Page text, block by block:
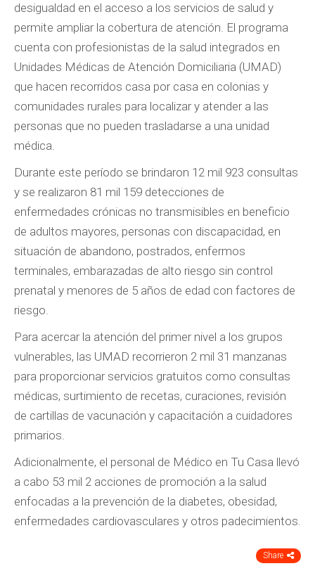
desigualdad en el acceso a los servicios de salud y
permite ampliar la cobertura de atención. El programa
cuenta con profesionistas de la salud integrados en
Unidades Médicas de Atención Domiciliaria (UMAD)
que hacen recorridos casa por casa en colonias y
comunidades rurales para localizar y atender a las
personas que no pueden trasladarse a una unidad
médica.
Durante este período se brindaron 12 mil 923 consultas
y se realizaron 81 mil 159 detecciones de
enfermedades crónicas no transmisibles en beneficio
de adultos mayores, personas con discapacidad, en
situación de abandono, postrados, enfermos
terminales, embarazadas de alto riesgo sin control
prenatal y menores de 5 años de edad con factores de
riesgo.
Para acercar la atención del primer nivel a los grupos
vulnerables, las UMAD recorrieron 2 mil 31 manzanas
para proporcionar servicios gratuitos como consultas
médicas, surtimiento de recetas, curaciones, revisión
de cartillas de vacunación y capacitación a cuidadores
primarios.
Adicionalmente, el personal de Médico en Tu Casa llevó
a cabo 53 mil 2 acciones de promoción a la salud
enfocadas a la prevención de la diabetes, obesidad,
enfermedades cardiovasculares y otros padecimientos.
Share